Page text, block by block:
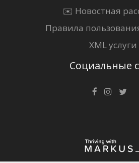
✉️ Новостная
Правила
XML услуги
Социальные